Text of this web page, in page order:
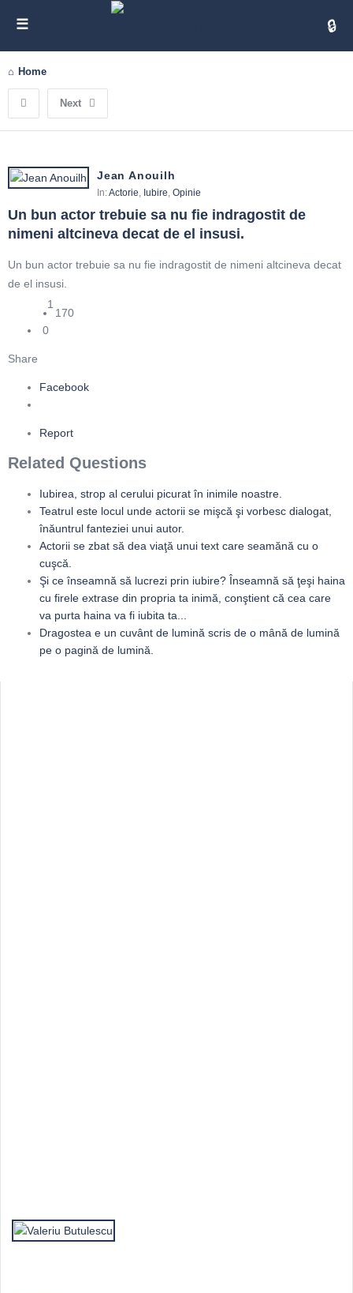
Home
Next
Jean Anouilh
In:Actorie, Iubire, Opinie
Un bun actor trebuie sa nu fie indragostit de
nimeni altcineva decat de el insusi.
Un bun actor trebuie sa nu fie indragostit de nimeni altcineva decat
de el insusi.
1
170
0
Share
Facebook
Report
Related Questions
Iubirea, strop al cerului picurat în inimile noastre.
Teatrul este locul unde actorii se mişcă şi vorbesc dialogat,
înăuntrul fanteziei unui autor.
Actorii se zbat să dea viaţă unui text care seamănă cu o
cuşcă.
Şi ce înseamnă să lucrezi prin iubire? Înseamnă să ţeşi haina
cu firele extrase din propria ta inimă, conştient că cea care
va purta haina va fi iubita ta...
Dragostea e un cuvânt de lumină scris de o mână de lumină
pe o pagină de lumină.